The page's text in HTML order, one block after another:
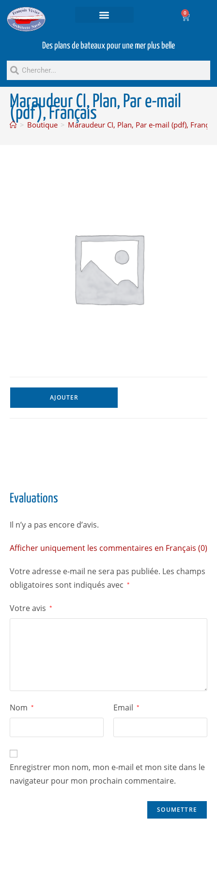
0
Des plans de bateaux pour une mer plus belle
Maraudeur CI, Plan, Par e-mail
(pdf), Français
> Boutique > Maraudeur CI, Plan, Par e-mail (pdf),
AJOUTER
Evaluations
Il n’y a pas encore d’avis.
Afficher uniquement les commentaires en Français (0)
Votre adresse e-mail ne sera pas publiée. Les champs
obligatoires sont indiqués avec *
Votre avis *
Nom * Email *
Enregistrer mon nom, mon e-mail et mon site dans le
navigateur pour mon prochain commentaire.